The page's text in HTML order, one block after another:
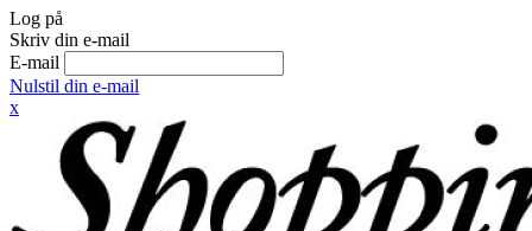
Log på
Skriv din e-mail
E-mail
Nulstil din e-mail
x